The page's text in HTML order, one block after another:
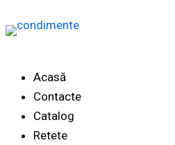
to
Acasă
Contacte
Catalog
Retete